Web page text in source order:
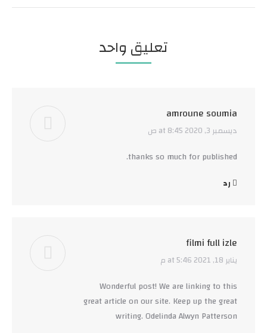
تعليق واحد
amroune soumia
says:
ديسمبر 3, 2020 at 8:45 ص
thanks so much for published.
رد
filmi full izle
says:
يناير 18, 2021 at 5:46 م
Wonderful post! We are linking to this
great article on our site. Keep up the great
writing. Odelinda Alwyn Patterson